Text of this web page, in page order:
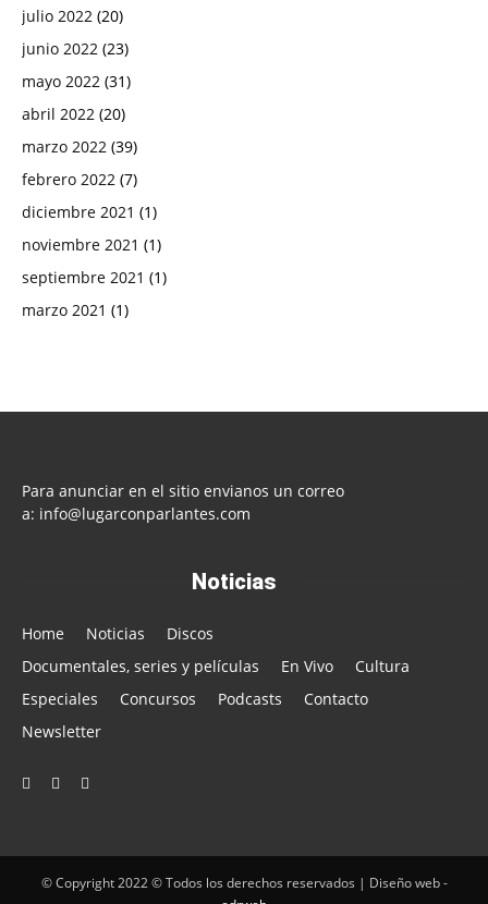
julio 2022 (20)
junio 2022 (23)
mayo 2022 (31)
abril 2022 (20)
marzo 2022 (39)
febrero 2022 (7)
diciembre 2021 (1)
noviembre 2021 (1)
septiembre 2021 (1)
marzo 2021 (1)
Para anunciar en el sitio envianos un correo
a: info@lugarconparlantes.com
Noticias
Home Noticias
Discos
Documentales, series y películas
En Vivo
Cultura
Especiales
Concursos Podcasts
Contacto
Newsletter
© Copyright 2022 © Todos los derechos reservados | Diseño web -